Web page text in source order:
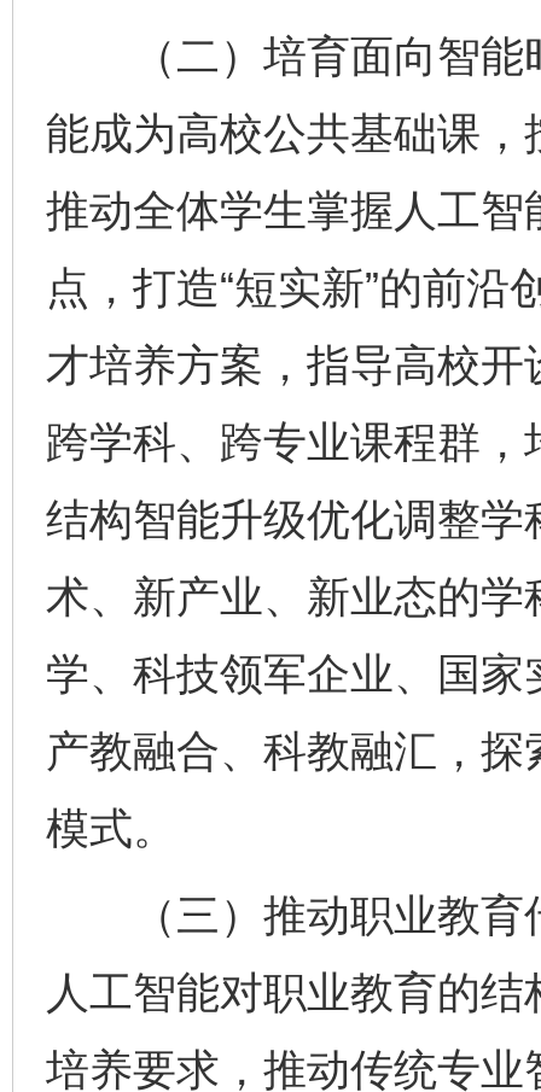
（二）培育面向智能
能成为高校公共基础课
推动全体学生掌握人工
点，打造“短实新”的前
才培养方案，指导高校
跨学科、跨专业课程群
结构智能升级优化调整
术、新产业、新业态的
学、科技领军企业、国
产教融合、科教融汇，
模式。
（三）推动职业教育
人工智能对职业教育的
培养要求，推动传统专业